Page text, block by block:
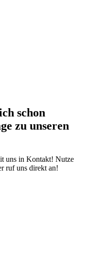
schon
zu unseren
uns in Kontakt! Nutze
ruf uns direkt an!